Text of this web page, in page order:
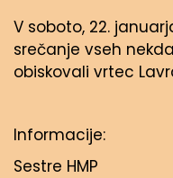
V soboto, 22.
srečanje vseh
obiskovali vrtec
Informacije:
Sestre HMP